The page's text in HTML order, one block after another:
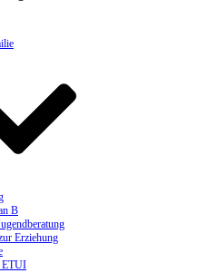
B
Erziehung
ETUI